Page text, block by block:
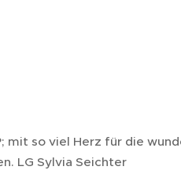
so viel Herz für die
LG Sylvia Seichter